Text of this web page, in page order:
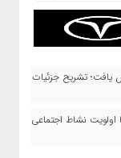
یافت؛ تشریح جزئیات
اولویت نشاط اجتماعی